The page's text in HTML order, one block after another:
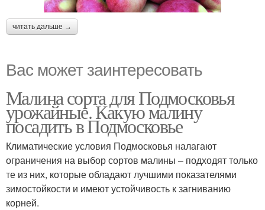
читать дальше →
Вас может заинтересовать
Малина сорта для Подмосковья
урожайные. Какую малину
посадить в Подмосковье
Климатические условия Подмосковья налагают
ограничения на выбор сортов малины – подходят только
те из них, которые обладают лучшими показателями
зимостойкости и имеют устойчивость к загниванию
корней.